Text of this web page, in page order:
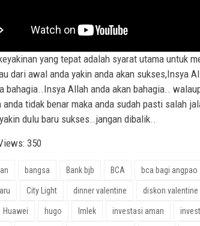
yang tepat adalah syarat utama untuk
dari awal anda yakin anda akan sukses,Insya
bahagia..Insya Allah anda akan bahagia..
anda tidak benar maka anda sudah pasti salah
dulu baru sukses..jangan dibalik..
350
bangsa Bank bjb BCA bca bagi angpao
City Light dinner valentine diskon valentine
Huawei hugo Imlek investasi aman